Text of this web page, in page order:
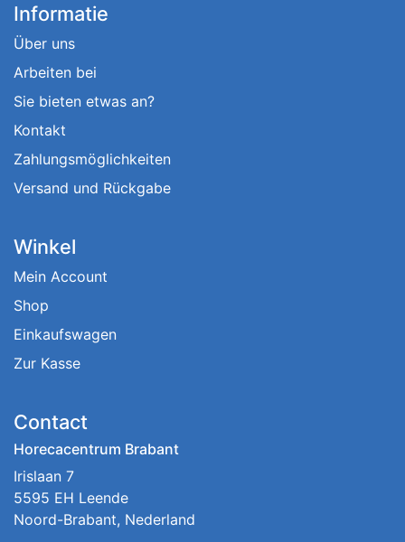
Informatie
Über uns
Arbeiten bei
Sie bieten etwas an?
Kontakt
Zahlungsmöglichkeiten
Versand und Rückgabe
Winkel
Mein Account
Shop
Einkaufswagen
Zur Kasse
Contact
Horecacentrum Brabant
Irislaan 7
5595 EH Leende
Noord-Brabant, Nederland